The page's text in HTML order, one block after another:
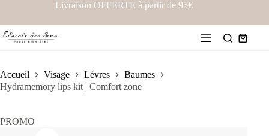
Livraison OFFERTE à partir de 95€
Accueil Visage Lèvres
Baumes
Hydramemory lips kit | Comfort zone
PROMO